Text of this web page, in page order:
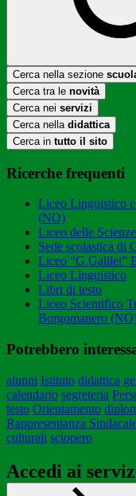
Cerca nella sezione
Cerca tra le novità
Cerca nei servizi
Cerca nella didattica
Cerca in tutto il sito
Ricerche frequenti
Liceo Linguistico
(NO)
Liceo delle
Sede scolastica di
Liceo “G.Galilei”
Liceo Linguistico
Libri di testo
Liceo Scientifico
Borgomanero
Potrebbero
alunni Istituto didattica
calendario segreteria
testo Orientamento
Rappresentanza
culturali sciopero
Accedi ai